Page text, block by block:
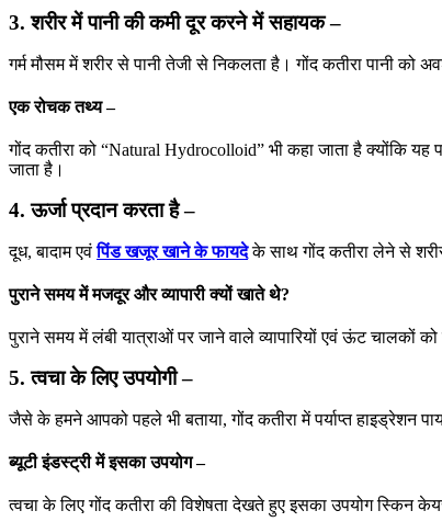
3. शरीर में पानी की कमी दूर करने में सहायक –
गर्म मौसम में शरीर से पानी तेजी से निकलता है। गोंद कतीरा पानी को
एक रोचक तथ्य –
गोंद कतीरा को “Natural Hydrocolloid” भी कहा जाता है क्योंकि
जाता है।
4. ऊर्जा प्रदान करता है –
दूध, बादाम एवंपिंड खजूर खाने के फायदेके साथ गोंद कतीरा लेने से शरीर
पुराने समय में मजदूर और व्यापारी क्यों खाते थे?
पुराने समय में लंबी यात्राओं पर जाने वाले व्यापारियों एवं ऊंट चालकों
5. त्वचा के लिए उपयोगी –
जैसे के हमने आपको पहले भी बताया, गोंद कतीरा में पर्याप्त हाइड्रेशन
ब्यूटी इंडस्ट्री में इसका उपयोग –
त्वचा के लिए गोंद कतीरा की विशेषता देखते हुए इसका उपयोग स्किन